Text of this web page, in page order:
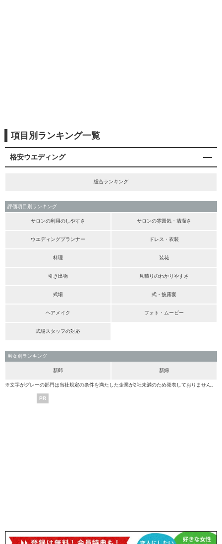
項目別ランキング一覧
格安ウエディング
総合ランキング
評価項目別ランキング
サロンの利用のしやすさ サロンの雰囲気・清潔さ
ウエディングプランナー ドレス・衣装
料理 装花
引き出物 見積りのわかりやすさ
式場 式・披露宴
ヘアメイク フォト・ムービー
式場スタッフの対応
男女別ランキング
新郎 新婦
※文字がグレーの部門は当社規定の条件を満たした企業が2社未満のため発表しておりません。
PR